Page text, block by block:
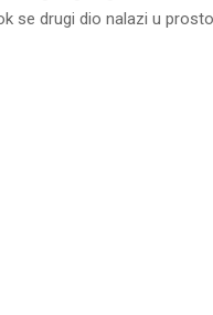
se drugi dio nalazi u